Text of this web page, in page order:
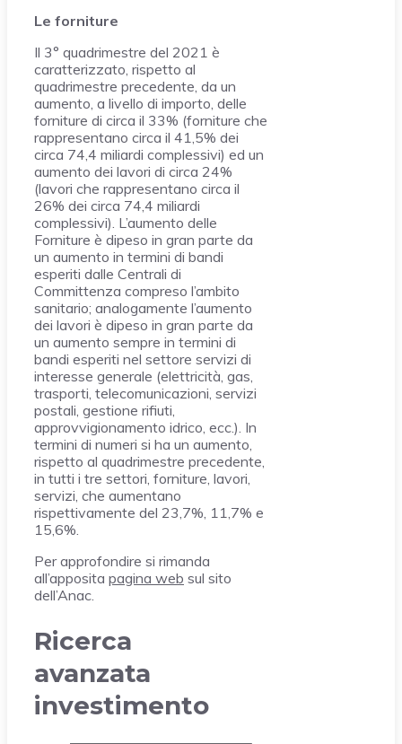
Le forniture
Il 3° quadrimestre del 2021 è
caratterizzato, rispetto al
quadrimestre precedente, da un
aumento, a livello di importo, delle
forniture di circa il 33% (forniture che
rappresentano circa il 41,5% dei
circa 74,4 miliardi complessivi) ed un
aumento dei lavori di circa 24%
(lavori che rappresentano circa il
26% dei circa 74,4 miliardi
complessivi). L’aumento delle
Forniture è dipeso in gran parte da
un aumento in termini di bandi
esperiti dalle Centrali di
Committenza compreso l’ambito
sanitario; analogamente l’aumento
dei lavori è dipeso in gran parte da
un aumento sempre in termini di
bandi esperiti nel settore servizi di
interesse generale (elettricità, gas,
trasporti, telecomunicazioni, servizi
postali, gestione rifiuti,
approvvigionamento idrico, ecc.). In
termini di numeri si ha un aumento,
rispetto al quadrimestre precedente,
in tutti i tre settori, forniture, lavori,
servizi, che aumentano
rispettivamente del 23,7%, 11,7% e
15,6%.
Per approfondire si rimanda
all’apposita pagina web sul sito
dell’Anac.
Ricerca
avanzata
investimento